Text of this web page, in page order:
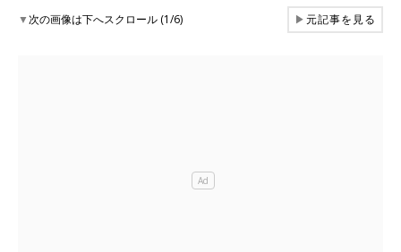
▼次の画像は下へスクロール (1/6) ▶元記事を見る